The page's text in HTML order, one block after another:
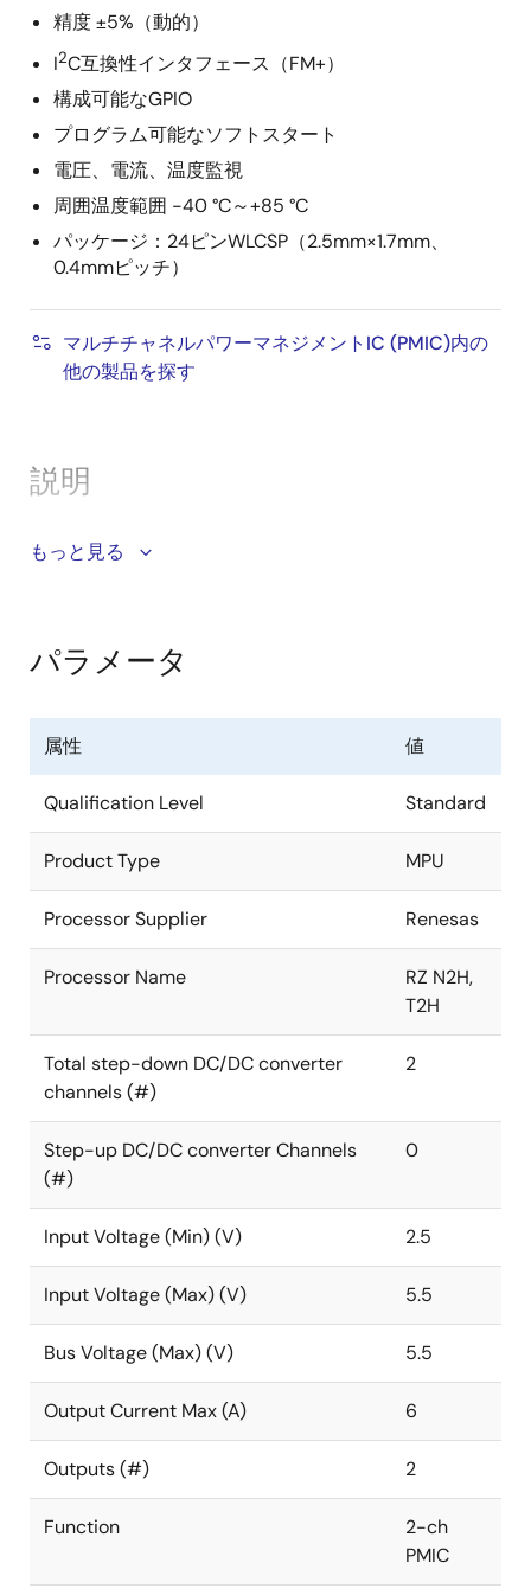
精度 ±5%（動的）
I2C互換性インタフェース（FM+）
構成可能なGPIO
プログラム可能なソフトスタート
電圧、電流、温度監視
周囲温度範囲 -40 °C～+85 °C
パッケージ：24ピンWLCSP（2.5mm×1.7mm、
0.4mmピッチ）
マルチチャネルパワーマネジメントIC (PMIC)内の
他の製品を探す
説明
DA9220は、スマートフォン、タブレット、RFモジュー
DA9220は、2つの単相降圧コンバータを内蔵してお
す。0.3V〜1.9Vの出力電圧範囲で最大3Aの出力電流を
供給できます。2.5V～5.5Vの入力電圧範囲は、すべて
のリチウムイオンバッテリ供給アプリケーションを含
むが、これに限定されない、さまざまな低電圧システ
ムに適しています。
メリット
入力電圧範囲は、シングルセル・リチウムイオンバ
ッテリまたは標準的な3.3Vや5Vシステムレールへの
差動電圧センシングにより、モバイルSoCのCPUコ
アに求められる厳しいレギュレーション精度を実現
4MHzのスイッチング周波数は、出力インダクタのフ
ットプリントと高さを削減し、出力キャパシタンス
を最小化し、BOMコストを低減
I2CまたはGPIOインタフェースを介してトリガされ
電力を最適化できます
もっと見る
パラメータ
属性 値
Qualification Level Standard
Product Type MPU
Processor Supplier Renesas
Processor Name
RZ N2H,
T2H
Total step-down DC/DC converter
channels (#)
2
Step-up DC/DC converter Channels
(#)
0
Input Voltage (Min) (V) 2.5
Input Voltage (Max) (V) 5.5
Bus Voltage (Max) (V) 5.5
Output Current Max (A) 6
Outputs (#) 2
Function
2-ch
PMIC